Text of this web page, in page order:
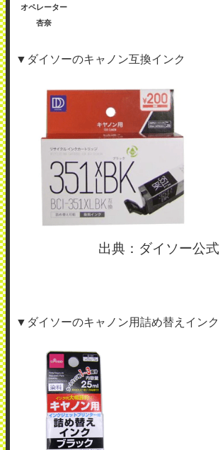
オペレーター
杏奈
▼ダイソーのキャノン互換インク
出典：ダイソー公式
▼ダイソーのキャノン用詰め替えインク